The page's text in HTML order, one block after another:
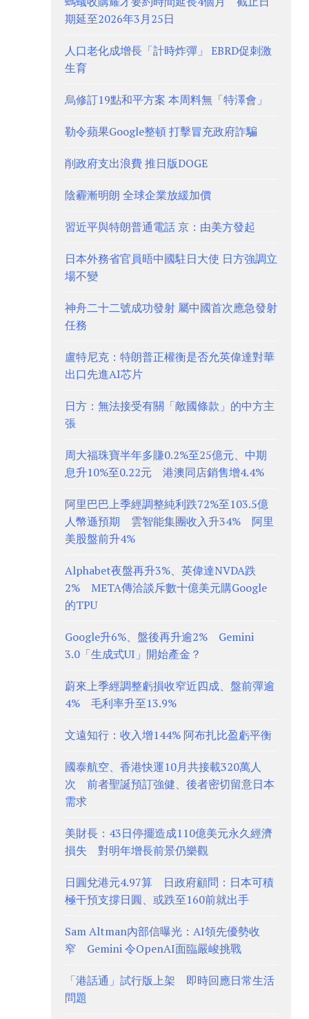
期延至2026年3月25日
人口老化成增長「計時炸彈」 EBRD促刺激
生育
烏修訂19點和平方案 本周料無「特澤會」
勒令蘋果Google整頓 打擊冒充政府詐騙
削政府支出浪費 推日版DOGE
陰霾漸明朗 全球企業放緩加價
習近平與特朗普通電話 京：由美方發起
日本外務省官員晤中國駐日大使 日方強調立
場不變
神舟二十二號成功發射 屬中國首次應急發射
任務
盧特尼克：特朗普正權衡是否允英偉達對華
出口先進AI芯片
日方：無法接受有關「敵國條款」的中方主
張
周大福珠寶半年多賺0.2%至25億元、中期
息升10%至0.22元 港澳同店銷售增4.4%
阿里巴巴上季經調整純利跌72%至103.5億
人幣遜預期 雲智能集團收入升34% 阿里
美股盤前升4%
Alphabet夜盤再升3%、英偉達NVDA跌
2% META傳洽談斥數十億美元購Google
的TPU
Google升6%、盤後再升逾2% Gemini
3.0「生成式UI」開始產金？
蔚來上季經調整虧損收窄近四成、盤前彈逾
4% 毛利率升至13.9%
文遠知行：收入增144% 阿布扎比盈虧平衡
國泰航空、香港快運10月共接載320萬人
次 前者聖誕預訂強健、後者密切留意日本
需求
美財長：43日停擺造成110億美元永久經濟
損失 對明年增長前景仍樂觀
日圓兌港元4.97算 日政府顧問：日本可積
極干預支撐日圓、或跌至160前就出手
Sam Altman內部信曝光：AI領先優勢收
窄 Gemini 令OpenAI面臨嚴峻挑戰
「港話通」試行版上架 即時回應日常生活
問題